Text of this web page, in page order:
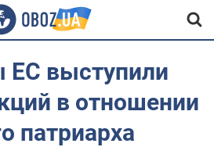
ЕС выступили
в отношении
патриарха